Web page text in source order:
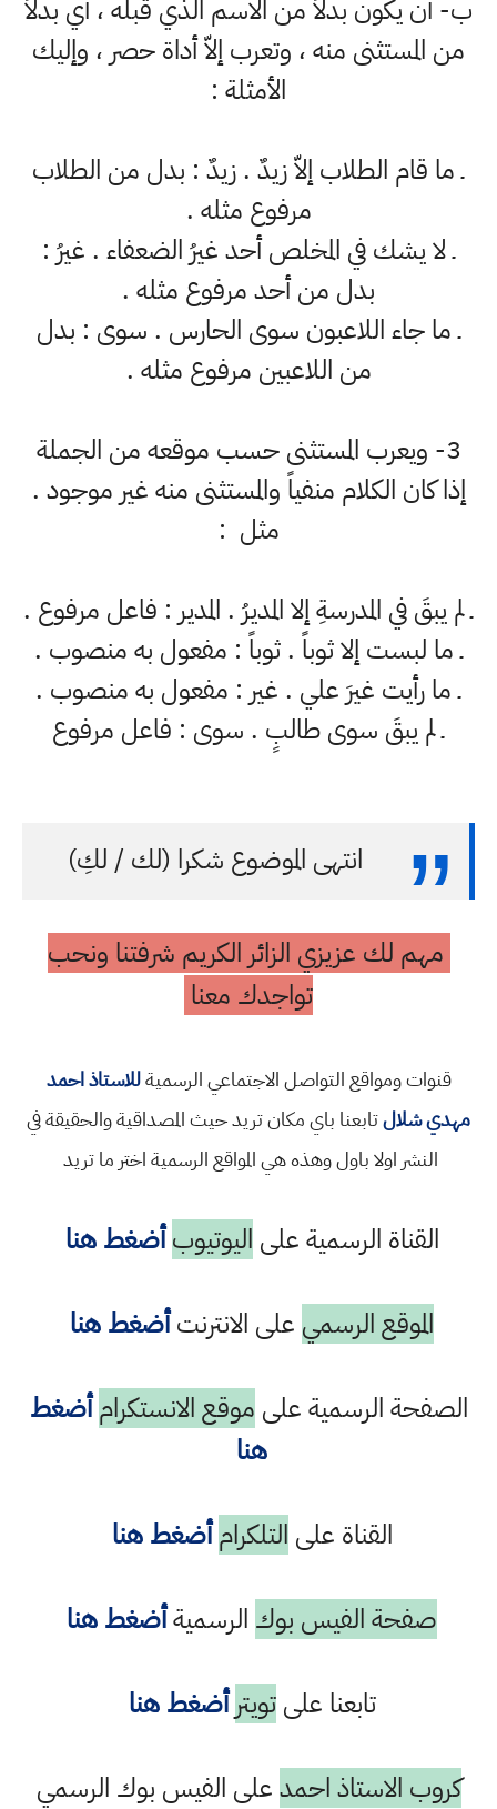
ب‌- أن يكون بدلاً من الاسم الذي قبله ، أي بدلاً
من المستثنى منه ، وتعرب إلاّ أداة حصر ، وإليك
الأمثلة :
ـ ما قام الطلاب إلاّ زيدٌ . زيدٌ : بدل من الطلاب
مرفوع مثله .
ـ لا يشك في المخلص أحد غيرُ الضعفاء . غيرُ :
بدل من أحد مرفوع مثله .
ـ ما جاء اللاعبون سوى الحارس . سوى : بدل
من اللاعبين مرفوع مثله .
3- ويعرب المستثنى حسب موقعه من الجملة
إذا كان الكلام منفياً والمستثنى منه غير موجود .
مثل :
ـ لم يبقَ في المدرسةِ إلا المديرُ . المدير : فاعل مرفوع .
ـ ما لبست إلا ثوباً . ثوباً : مفعول به منصوب .
ـ ما رأيت غيرَ علي . غير : مفعول به منصوب .
ـ لم يبقَ سوى طالبٍ . سوى : فاعل مرفوع
انتهى الموضوع شكرا (لك / لكِ)
مهم لك عزيزي الزائر الكريم شرفتنا ونحب
تواجدك معنا
قنوات ومواقع التواصل الاجتماعي الرسميةللاستاذ احمد
مهدي شلالتابعنا باي مكان تريد حيث المصداقية والحقيقة في
النشر اولا باول وهذه هي المواقع الرسمية اختر ما تريد
القناة الرسمية على اليوتيوب أضغط هنا
الموقع الرسمي على الانترنتأضغط هنا
الصفحة الرسمية على موقع الانستكرام أضغط
هنا
القناة على التلكرام أضغط هنا
صفحة الفيس بوك الرسميةأضغط هنا
تابعنا علىتويتر أضغط هنا
كروب الاستاذ احمدعلى الفيس بوك الرسمي